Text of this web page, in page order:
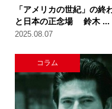
「アメリカの世紀」の終
と日本の正念場 鈴木 ...
2025.08.07
コラム